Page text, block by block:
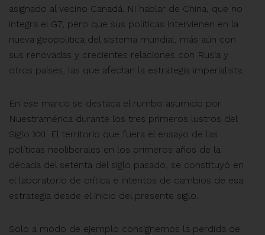
asignado al vecino Canadá. Ni hablar de China, que no
integra el G7, pero que sus políticas intervienen en la
nueva geopolítica del sistema mundial, más aún con
sus renovadas y crecientes relaciones con Rusia y
otros países, las que afectan la estrategia imperialista.
En ese marco se destaca el rumbo asumido por
Nuestramérica durante los tres primeros lustros del
Siglo XXI. El territorio que fuera el ensayo de las
políticas neoliberales en los primeros años de la
década del setenta del siglo pasado, se constituyó en
el laboratorio de crítica e intentos de cambios de esa
estrategia desde el inicio del presente siglo.
Solo a modo de ejemplo consignemos la perdida de